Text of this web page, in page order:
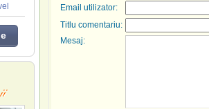
Email utilizator:
Titlu comentariu:
Mesaj: